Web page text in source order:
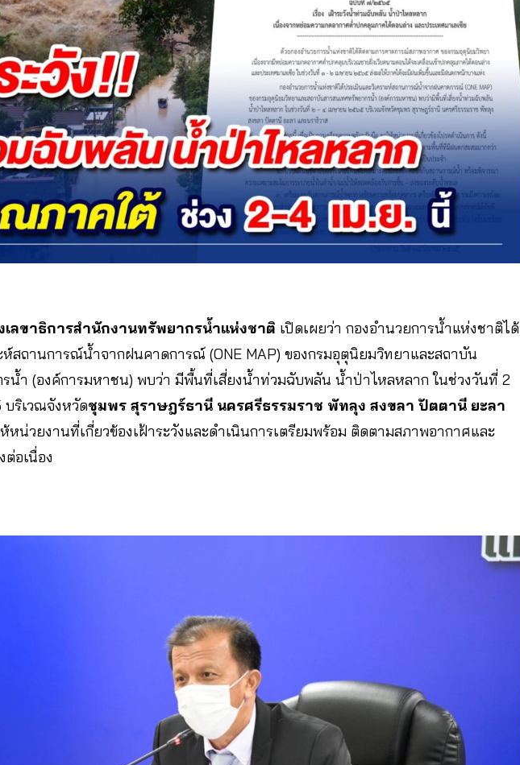
เลขาธิการสำนักงานทรัพยากรน้ำแห่งชาติ เปิดเผยว่า กองอำนวยการน้ำแห่งชาติได้
ห์สถานการณ์น้ำจากฝนคาดการณ์ (ONE MAP) ของกรมอุตุนิยมวิทยาและสถาบัน
น้ำ (องค์การมหาชน) พบว่า มีพื้นที่เสี่ยงน้ำท่วมฉับพลัน น้ำป่าไหลหลาก ในช่วงวันที่ 2
ริเวณจังหวัดชุมพร สุราษฎร์ธานี นครศรีธรรมราช พัทลุง สงขลา ปัตตานี ยะลา
หน่วยงานที่เกี่ยวข้องเฝ้าระวังและดำเนินการเตรียมพร้อม ติดตามสภาพอากาศและ
อเนื่อง